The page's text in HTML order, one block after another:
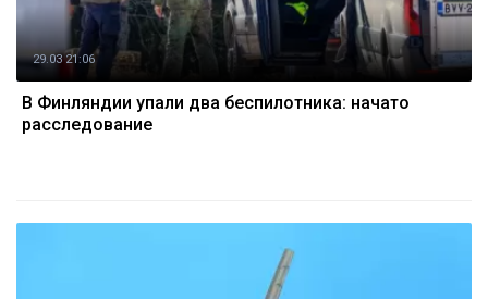
29.03 21:06
В Финляндии упали два беспилотника: начато
расследование